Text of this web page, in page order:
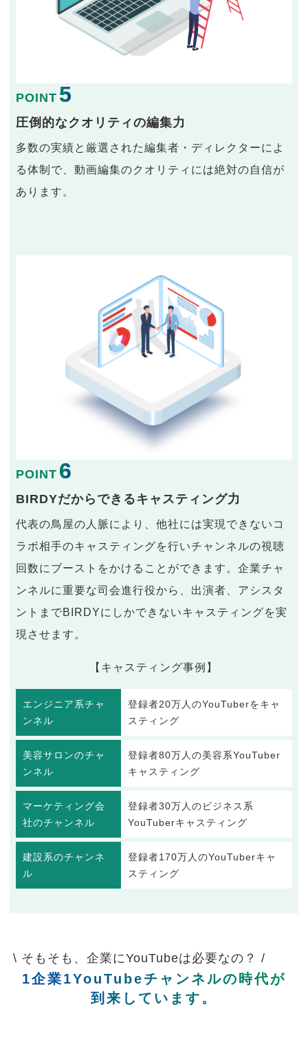
POINT 5
圧倒的なクオリティの編集力
多数の実績と厳選された編集者・ディレクターによ
る体制で、動画編集のクオリティには絶対の自信が
あります。
POINT 6
BIRDYだからできるキャスティング力
代表の鳥屋の人脈により、他社には実現できないコ
ラボ相手のキャスティングを行いチャンネルの視聴
回数にブーストをかけることができます。企業チャ
ンネルに重要な司会進行役から、出演者、アシスタ
ントまでBIRDYにしかできないキャスティングを実
現させます。
【キャスティング事例】
エンジニア系チャ
ンネル
登録者20万人のYouTuberをキャ
スティング
美容サロンのチャ
ンネル
登録者80万人の美容系YouTuber
キャスティング
マーケティング会
社のチャンネル
登録者30万人のビジネス系
YouTuberキャスティング
建設系のチャンネ
ル
登録者170万人のYouTuberキャ
スティング
\ そもそも、企業にYouTubeは必要なの？ /
1企業1YouTubeチャンネルの時代が
到来しています。